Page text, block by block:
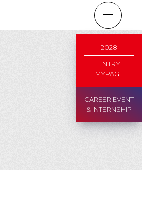
2028
ENTRY
MYPAGE
CAREER EVENT
& INTERNSHIP